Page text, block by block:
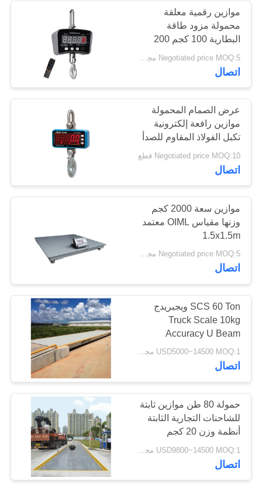
BLOG
اطلب
اقتباس
خريطة
الموقع
PRIVACY
POLICY
موازين المواشي
8
موازين أرضية
26
موازين منصة
7
موازين رافعة
إلكترونية
20
موازين رقمية معلقة
محمولة مزود طاقة
البطارية 100 كجم 200
كجم LED مع إضاءة خلفية
اتصال
عرض الصمام المحمولة
موازين رافعة إلكترونية
تكبل الفولاذ المقاوم للصدأ
500 كجم
Negotiated price MOQ:10 قطع
اتصال
موازين سعة 2000 كجم
وزنها مقياس OIML معتمد
1.5x1.5m
Negotiated price MOQ:5 مجموعات
اتصال
SCS 60 Ton ويجبريدج
Truck Scale 10kg
Accuracy U Beam
Structure Digital
USD5000~14500 MOQ:1 مجموعة
اتصال
حمولة 80 طن موازين ثابتة
للشاحنات التجارية الثابتة
أنظمة وزن 20 كجم
اتصال